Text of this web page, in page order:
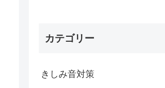
カテゴリー
きしみ音対策